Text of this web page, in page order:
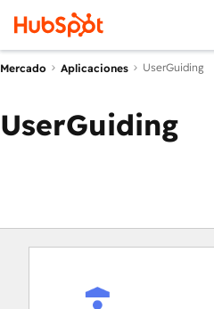
Mercado Aplicaciones UserGuiding
UserGuiding